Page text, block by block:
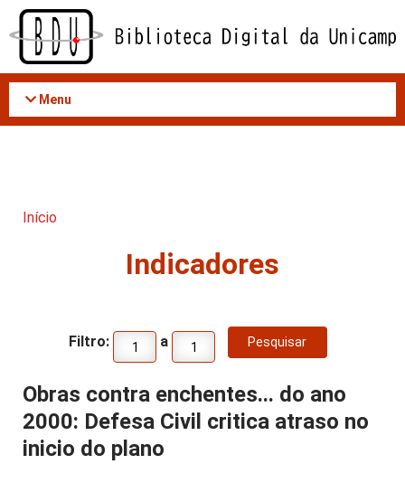
Acessar
conteúdo
Menu
Início
Indicadores
Filtro: a
Obras contra enchentes... do ano
2000: Defesa Civil critica atraso no
inicio do plano